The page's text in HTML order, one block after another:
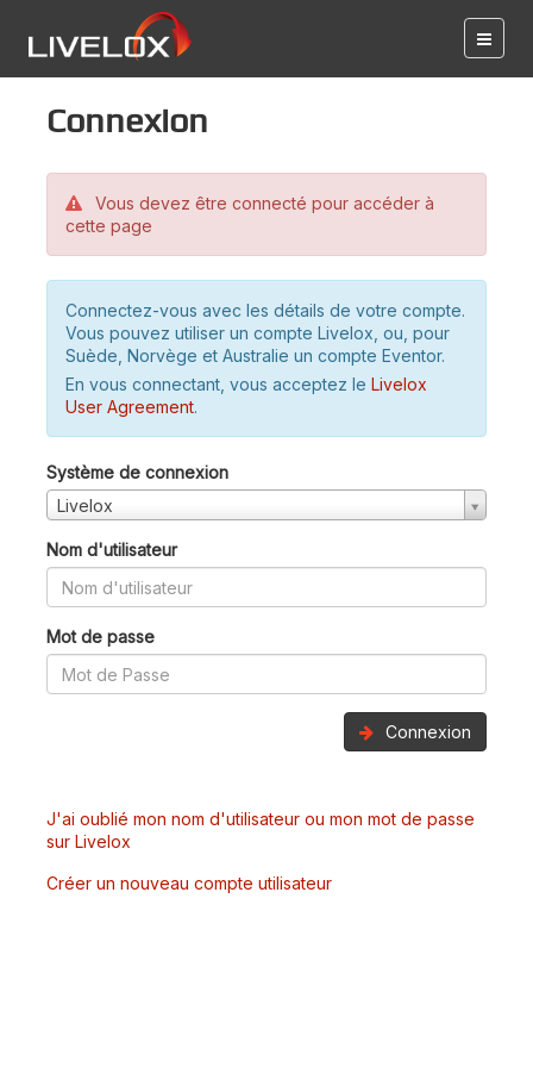
Connexion
Vous devez être connecté pour accéder à
cette page
Connectez-vous avec les détails de votre compte.
Vous pouvez utiliser un compte Livelox, ou, pour
Suède, Norvège et Australie un compte Eventor.
En vous connectant, vous acceptez le Livelox
User Agreement.
Système de connexion
Livelox
Nom d'utilisateur
Mot de passe
Connexion
J'ai oublié mon nom d'utilisateur ou mon mot de passe
sur Livelox
Créer un nouveau compte utilisateur